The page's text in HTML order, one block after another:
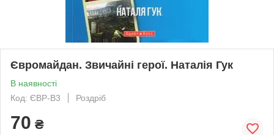
Євромайдан. Звичайні герої. Наталія Гук
В наявності
Код: ЄВР-В3
Роздріб
70 ₴